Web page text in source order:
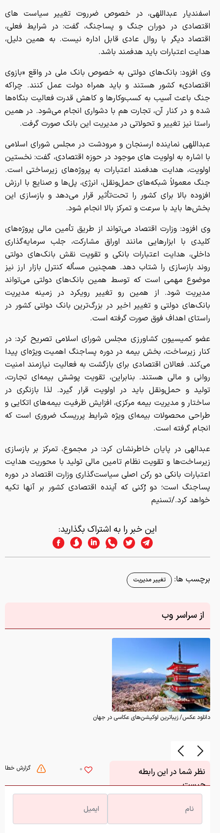
اسفندیار عبداللهی، در خصوص ضرروت تغییر سیاست های
اقتصادی در دوران جنگ و پساجنگ، گفت: در شرایط فعلی،
اقتصاد دیگر با روال عادی قابل اداره نیست. به همین دلیل،
هدایت اعتبارات باید هدفمند باشد.
وی افزود: بانک‌های دولتی به خصوص بانک ملی در واقع «بازوی
اقتصادی» کشور هستند و باید همراه دولت عمل کنند. چراکه
جنگ باعث آسیب به کسب‌وکارها و کاهش قدرت فعالیت بنگاه‌ها
شده و در کنار آن، تجارت هم با دشواری انجام می‌شود. در همین
راستا نیز تغییر و تحولاتی در مدیریت این بانک صورت گرفت.
عبداللهی نماینده ارسنجان و مرودشت در مجلس شورای اسلامی
با اشاره به اولویت های موجود در حوزه اقتصادی، گفت: نخستین
اولویت، هدایت هدفمند اعتبارات به پروژه‌های زیرساختی است.
جنگ معمولاً شبکه‌های حمل‌ونقل، انرژی، پل‌ها و صنایع با ارزش
افزوده بالا برای کشور را تحت‌تأثیر قرار می‌دهد و بازسازی این
بخش‌ها باید با سرعت و تمرکز بالا انجام شود.
وی افزود: وزارت اقتصاد می‌تواند از طریق تأمین مالی پروژه‌های
کلیدی با ابزارهایی مانند اوراق مشارکت، جلب سرمایه‌گذاری
داخلی، هدایت اعتبارات بانکی و تقویت نقش بانک‌های دولتی
روند بازسازی را شتاب دهد. همچنین مسأله کنترل بازار ارز نیز
موضوع مهمی است که توسط همین بانک‌های دولتی می‌تواند
مدیریت شود. از همین رو تغییر رویکرد در زمینه مدیریت
بانک‌های دولتی و تغییر اخیر در بزرگ‌ترین بانک دولتی کشور در
راستای اهداف فوق صورت گرفته است.
عضو کمیسیون کشاورزی مجلس شورای اسلامی تصریح کرد: در
کنار زیرساخت، بخش بیمه در دوره پساجنگ اهمیت ویژه‌ای پیدا
می‌کند. فعالان اقتصادی برای بازگشت به فعالیت نیازمند امنیت
روانی و مالی هستند. بنابراین، تقویت پوشش بیمه‌ای تجارت،
تولید و حمل‌ونقل باید در اولویت قرار گیرد. لذا بازنگری در
ساختار و مدیریت بیمه مرکزی، افزایش ظرفیت بیمه‌های اتکایی و
طراحی محصولات بیمه‌ای ویژه شرایط پرریسک ضروری است که
انجام گرفته است.
عبدالهی در پایان خاطرنشان کرد: در مجموع، تمرکز بر بازسازی
زیرساخت‌ها و تقویت نظام تامین مالی تولید با محوریت هدایت
اعتبارات بانکی دو رکن اصلی سیاست‌گذاری وزارت اقتصاد در دوره
پساجنگ است؛ دو رُکنی که آینده اقتصادی کشور بر آنها تکیه
خواهد کرد./تسنیم
این خبر را به اشتراک بگذارید:
برچسب ها: تغییر مدیریت
از سراسر وب
دانلود عکس/ زیباترین لوکیشن‌های عکاسی در جهان
گزارش خطا 0
نظر شما در این رابطه
چیست